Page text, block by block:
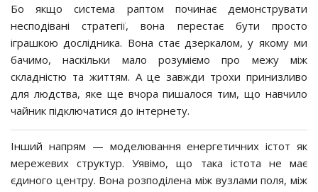
Бо якщо система раптом починає демонструвати
несподівані стратегії, вона перестає бути просто
іграшкою дослідника. Вона стає дзеркалом, у якому ми
бачимо, наскільки мало розуміємо про межу між
складністю та життям. А це завжди трохи принизливо
для людства, яке ще вчора пишалося тим, що навчило
чайник підключатися до інтернету.
Інший напрям — моделювання енергетичних істот як
мережевих структур. Уявімо, що така істота не має
єдиного центру. Вона розподілена між вузлами поля, між